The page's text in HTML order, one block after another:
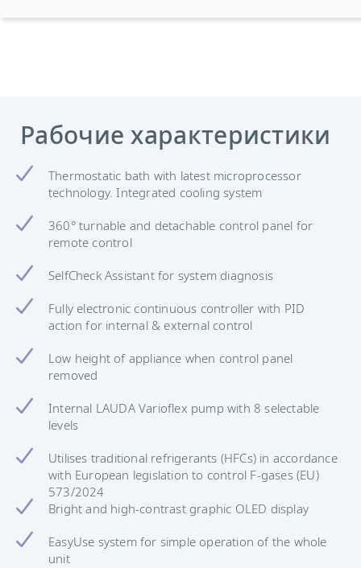
Рабочие характеристики
Thermostatic bath with latest microprocessor
technology. Integrated cooling system
360° turnable and detachable control panel for
remote control
SelfCheck Assistant for system diagnosis
Fully electronic continuous controller with PID
action for internal & external control
Low height of appliance when control panel
removed
Internal LAUDA Varioflex pump with 8 selectable
levels
Utilises traditional refrigerants (HFCs) in accordance
with European legislation to control F-gases (EU)
573/2024
Bright and high-contrast graphic OLED display
EasyUse system for simple operation of the whole
unit